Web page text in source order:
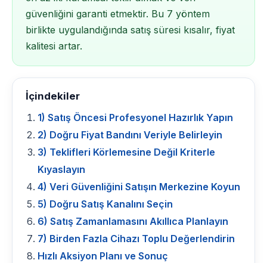
güvenliğini garanti etmektir. Bu 7 yöntem
birlikte uygulandığında satış süresi kısalır, fiyat
kalitesi artar.
İçindekiler
1) Satış Öncesi Profesyonel Hazırlık Yapın
2) Doğru Fiyat Bandını Veriyle Belirleyin
3) Teklifleri Körlemesine Değil Kriterle
Kıyaslayın
4) Veri Güvenliğini Satışın Merkezine Koyun
5) Doğru Satış Kanalını Seçin
6) Satış Zamanlamasını Akıllıca Planlayın
7) Birden Fazla Cihazı Toplu Değerlendirin
Hızlı Aksiyon Planı ve Sonuç